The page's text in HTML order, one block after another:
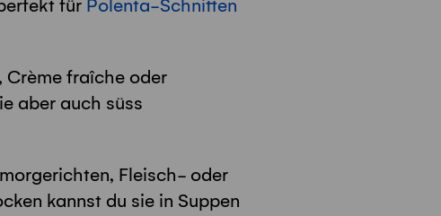
für Polenta-Schnitten
Crème fraîche oder
aber auch süss
Fleisch- oder
kannst du sie in Suppen